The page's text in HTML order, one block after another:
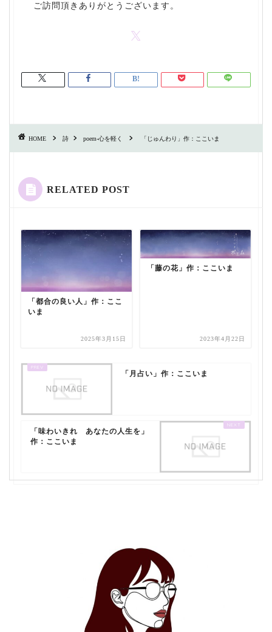
ご訪問頂きありがとうございます。
HOME 詩 poem-心を軽く 「じゅんわり」作：ここいま
RELATED POST
「都合の良い人」作：ここ
いま
2025年3月15日
「藤の花」作：ここいま
2023年4月22日
「月占い」作：ここいま
「味わいきれ あなたの人生を」
作：ここいま